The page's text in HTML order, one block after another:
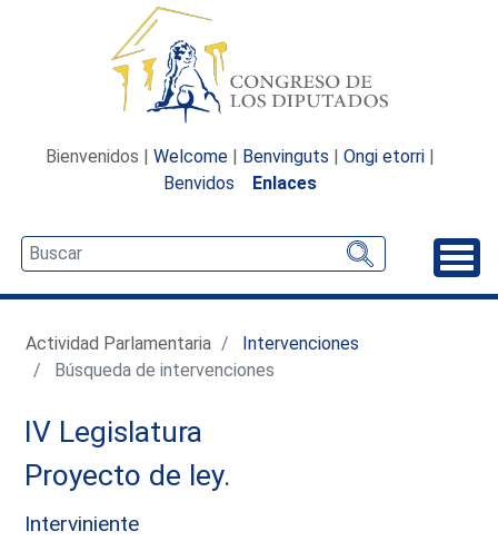
Bienvenidos | Welcome | Benvinguts | Ongi etorri |
Benvidos
Enlaces
Actividad Parlamentaria
Intervenciones
Búsqueda de intervenciones
IV Legislatura
Proyecto de ley.
Interviniente